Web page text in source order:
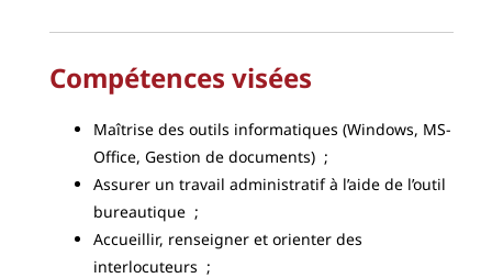
Compétences visées
Maîtrise des outils informatiques (Windows, MS-
Office, Gestion de documents) ;
Assurer un travail administratif à l’aide de l’outil
bureautique ;
Accueillir, renseigner et orienter des
interlocuteurs ;